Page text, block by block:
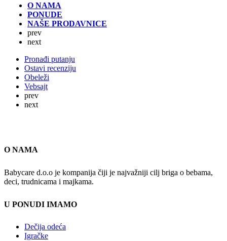
O NAMA
PONUDE
NAŠE PRODAVNICE
prev
next
Pronađi putanju
Ostavi recenziju
Obeleži
Vebsajt
prev
next
O NAMA
Babycare d.o.o je kompanija čiji je najvažniji cilj briga o bebama,
deci, trudnicama i majkama.
U PONUDI IMAMO
Dečija odeća
Igračke